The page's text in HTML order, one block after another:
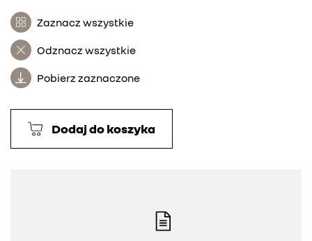
Zaznacz wszystkie
Odznacz wszystkie
Pobierz zaznaczone
Dodaj do koszyka